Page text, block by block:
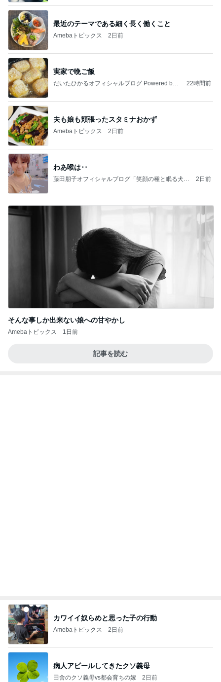
最近のテーマである細く長く働くこと
Amebaトピックス 2日前
実家で晩ご飯
だいたひかるオフィシャルブログ Powered by
22時間前
夫も娘も頬張ったスタミナおかず
Amebaトピックス 2日前
わあ喉は‥
藤田朋子オフィシャルブログ「笑顔の種と眠る犬」
2日前
そんな事しか出来ない娘への甘やかし
Amebaトピックス 1日前
記事を読む
能登揺れ、東北も⚠️夢見が増えて来ました❗️注意し
マリアオフィシャルブログ「ひむかの風にさそわれ
2日前
行列に30分並び買ったスクイーズ